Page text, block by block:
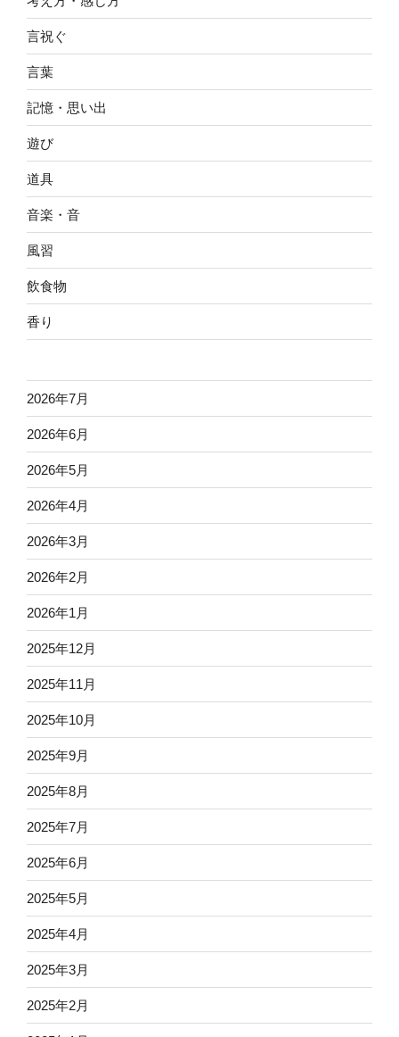
言祝ぐ
言葉
記憶・思い出
遊び
道具
音楽・音
風習
飲食物
香り
2026年7月
2026年6月
2026年5月
2026年4月
2026年3月
2026年2月
2026年1月
2025年12月
2025年11月
2025年10月
2025年9月
2025年8月
2025年7月
2025年6月
2025年5月
2025年4月
2025年3月
2025年2月